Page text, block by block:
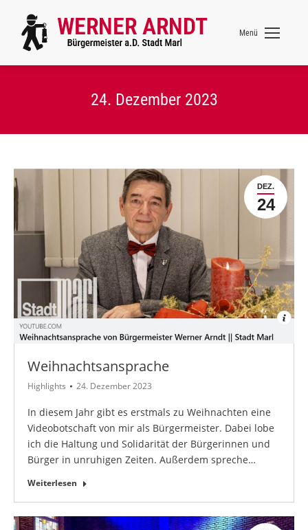
Menü
24. Dezember 2023
DEZ.
24
Weihnachtsansprache
Highlights 24. Dezember 2023
In diesem Jahr gibt es erstmals zu Weihnachten eine
Videobotschaft von mir als Bürgermeister. Dabei lobe
ich die Haltung und Solidarität der Bürgerinnen und
Bürger in unruhigen Zeiten. Außerdem spreche…
Weiterlesen